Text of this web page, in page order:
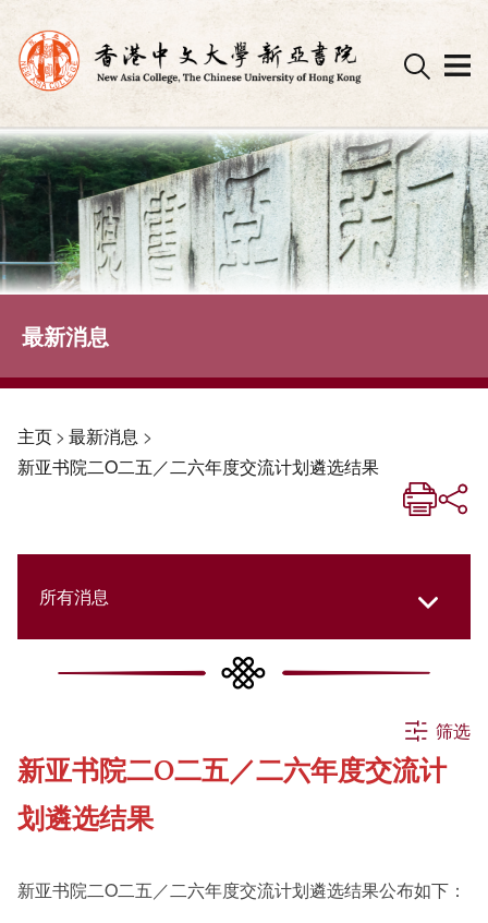
Skip
to
content
最新消息
主页> 最新消息 >
新亚书院二O二五／二六年度交流计划遴选结果
所有消息
所有消息
活动
筛选
新亚书院二O二五／二六年度交流计
划遴选结果
新亚书院二O二五／二六年度交流计划遴选结果公布如下：